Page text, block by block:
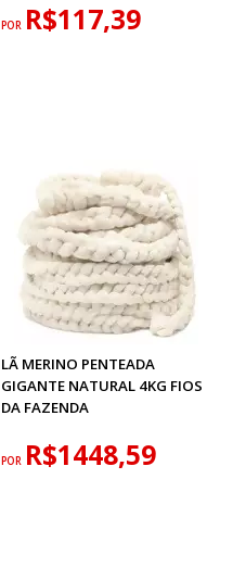
POR R$117,39
LÃ MERINO PENTEADA
GIGANTE NATURAL 4KG FIOS
DA FAZENDA
POR R$1448,59